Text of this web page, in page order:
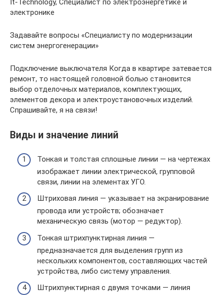
It-Technology, Cпециалист по электроэнергетике и
электронике
Задавайте вопросы «Специалисту по модернизации
систем энергогенерации»
Подключение выключателя Когда в квартире затевается
ремонт, то настоящей головной болью становится
выбор отделочных материалов, комплектующих,
элементов декора и электроустановочных изделий.
Спрашивайте, я на связи!
Виды и значение линий
Тонкая и толстая сплошные линии — на чертежах
изображает линии электрической, групповой
связи, линии на элементах УГО.
Штриховая линия — указывает на экранирование
провода или устройств; обозначает
механическую связь (мотор — редуктор).
Тонкая штрихпунктирная линия —
предназначается для выделения групп из
нескольких компонентов, составляющих частей
устройства, либо систему управления.
Штрихпунктирная с двумя точками — линия